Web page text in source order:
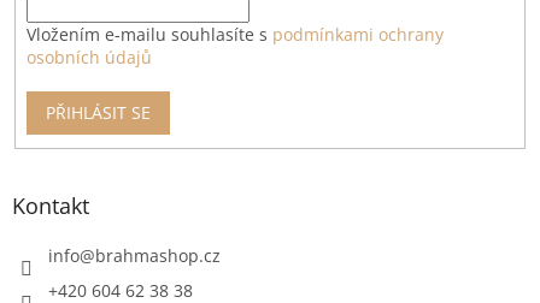
Vložením e-mailu souhlasíte s podmínkami ochrany
osobních údajů
PŘIHLÁSIT SE
Kontakt
info@brahmashop.cz
+420 604 62 38 38